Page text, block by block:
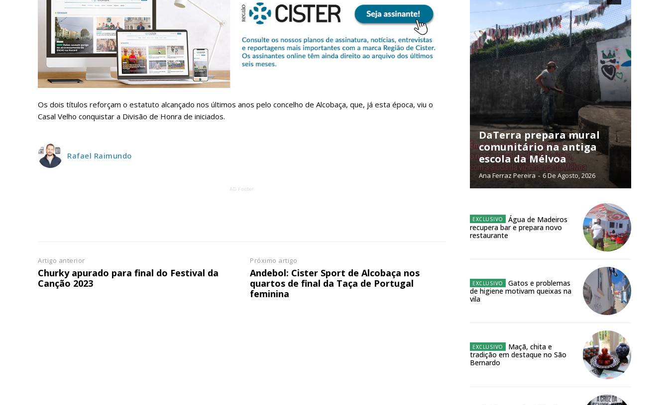
Planos de Assinatura
Faça-se assinante do Região de Cister e ajude-nos a manter este serviço público!
Sendo assinante terá acesso a todos os conteúdos exclusivos e versões digitais.
ASSINATURA
Ofertas para assinatura anual
ASSINATURA
DIGITAL ANUAL
Acesso aos conteúdos Exclusivos para
Os dois títulos reforçam o estatuto alcançado nos últimos anos pelo concelho de Alcobaça, que, já esta época, viu o
Casal Velho conquistar a Divisão de Honra de iniciados.
Rafael Raimundo
AD Footer
Artigo anterior
Churky apurado para final do Festival da
Canção 2023
Próximo artigo
Andebol: Cister Sport de Alcobaça nos
quartos de final da Taça de Portugal
feminina
DaTerra prepara mural
comunitário na antiga
escola da Mélvoa
Ana Ferraz Pereira - 6 De Agosto, 2026
Água de Madeiros
recupera bar e prepara novo
restaurante
Gatos e problemas
de higiene motivam queixas na
vila
Maçã, chita e
tradição em destaque no São
Bernardo